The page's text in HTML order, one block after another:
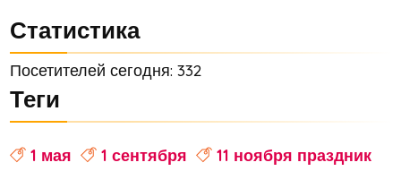
Статистика
Посетителей сегодня: 332
Теги
1 мая 1 сентября
11 ноября праздник